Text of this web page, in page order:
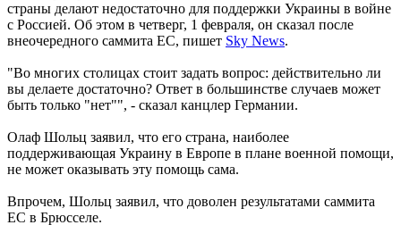
страны делают недостаточно для поддержки Украины в войне
с Россией. Об этом в четверг, 1 февраля, он сказал после
внеочередного саммита ЕС, пишет Sky News.
"Во многих столицах стоит задать вопрос: действительно ли
вы делаете достаточно? Ответ в большинстве случаев может
быть только "нет"", - сказал канцлер Германии.
Олаф Шольц заявил, что его страна, наиболее
поддерживающая Украину в Европе в плане военной помощи,
не может оказывать эту помощь сама.
Впрочем, Шольц заявил, что доволен результатами саммита
ЕС в Брюсселе.